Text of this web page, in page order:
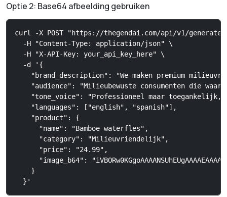
Optie 2: Base64 afbeelding gebruiken
curl -X POST "https://thegendai.com/api/v1/
  -H "Content-Type: application/json" \
  -H "X-API-Key: your_api_key_here" \
  -d '{
"brand_description": "We maken premium
"audience": "Milieubewuste consumenten die
"tone_voice": "Professioneel maar
    "languages": ["english", "spanish"],
    "product": {
      "name": "Bamboe waterfles",
      "category": "Milieuvriendelijk",
      "price": "24.99",
"image_b64":
    }
  }'